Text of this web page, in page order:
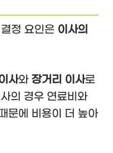
정 요인은 이사의
사와 장거리 이사로
의 경우 연료비와
문에 비용이 더 높아